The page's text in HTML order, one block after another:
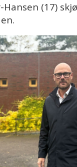
Hansen (17)